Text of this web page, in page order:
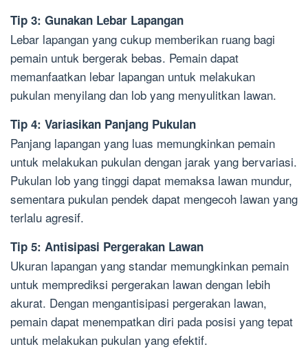
Tip 3: Gunakan Lebar Lapangan
Lebar lapangan yang cukup memberikan ruang bagi
pemain untuk bergerak bebas. Pemain dapat
memanfaatkan lebar lapangan untuk melakukan
pukulan menyilang dan lob yang menyulitkan lawan.
Tip 4: Variasikan Panjang Pukulan
Panjang lapangan yang luas memungkinkan pemain
untuk melakukan pukulan dengan jarak yang bervariasi.
Pukulan lob yang tinggi dapat memaksa lawan mundur,
sementara pukulan pendek dapat mengecoh lawan yang
terlalu agresif.
Tip 5: Antisipasi Pergerakan Lawan
Ukuran lapangan yang standar memungkinkan pemain
untuk memprediksi pergerakan lawan dengan lebih
akurat. Dengan mengantisipasi pergerakan lawan,
pemain dapat menempatkan diri pada posisi yang tepat
untuk melakukan pukulan yang efektif.